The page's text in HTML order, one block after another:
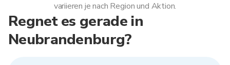
Regnet es gerade in
Neubrandenburg?
variieren je nach Region und Aktion.